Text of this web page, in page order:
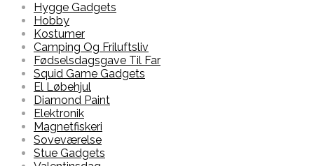
Hygge Gadgets
Hobby
Kostumer
Camping Og Friluftsliv
Fødselsdagsgave Til Far
Squid Game Gadgets
El Løbehjul
Diamond Paint
Elektronik
Magnetfiskeri
Soveværelse
Stue Gadgets